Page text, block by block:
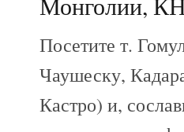
Монголии,
Посетите т.
Чаушеску,
Кастро) и,